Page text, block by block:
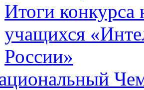
Итоги
учащихся
России»